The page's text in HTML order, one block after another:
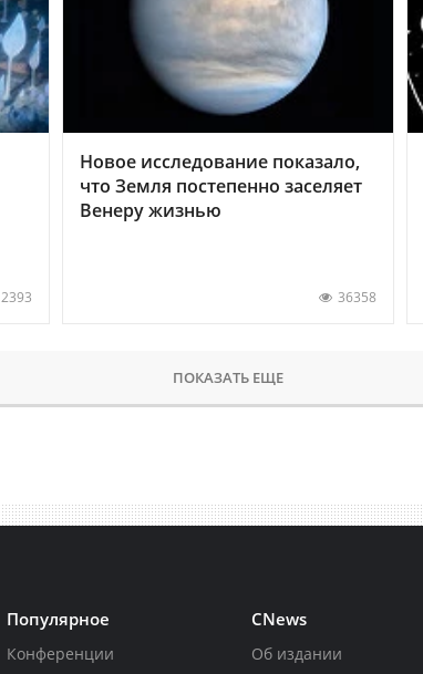
2393
Новое исследование показало,
что Земля постепенно заселяет
Венеру жизнью
36358
ПОКАЗАТЬ ЕЩЕ
Популярное
Конференции
CNews
Об издании